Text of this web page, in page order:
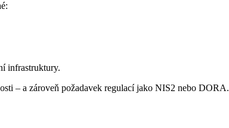
infrastruktury.
– a zároveň požadavek regulací jako NIS2 nebo DORA.